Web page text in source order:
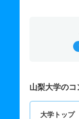
山梨大学の
大学トップ